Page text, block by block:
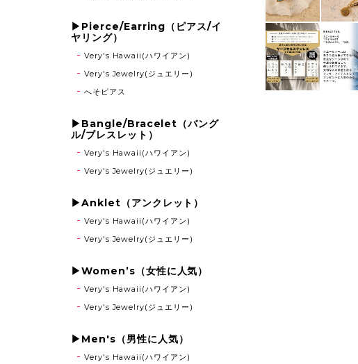
▶Pierce/Earring（ピアス/イ
ヤリング）
Very's Hawaii(ハワイアン)
Very's Jewelry(ジュエリー)
へそピアス
▶Bangle/Bracelet（バング
ル/ブレスレット）
Very's Hawaii(ハワイアン)
Very's Jewelry(ジュエリー)
▶Anklet（アンクレット）
Very's Hawaii(ハワイアン)
Very's Jewelry(ジュエリー)
▶Women’s（女性に人気）
Very's Hawaii(ハワイアン)
Very's Jewelry(ジュエリー)
▶Men's（男性に人気）
Very's Hawaii(ハワイアン)